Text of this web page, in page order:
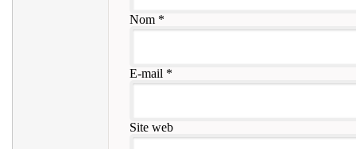
Nom*
E-mail *
Site web